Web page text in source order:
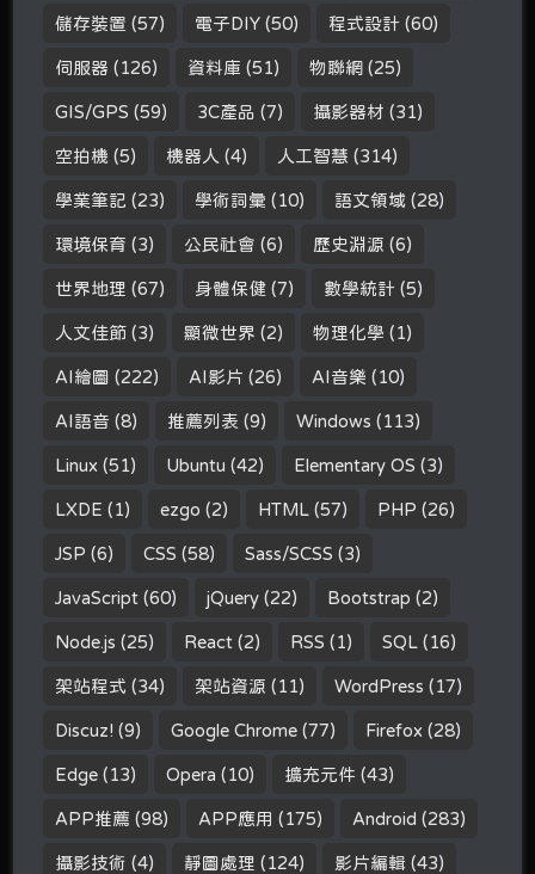
儲存裝置 (57) 電子DIY (50) 程式設計 (60)
伺服器 (126) 資料庫 (51) 物聯網 (25)
GIS/GPS (59) 3C產品 (7) 攝影器材 (31)
空拍機 (5) 機器人 (4) 人工智慧 (314)
學業筆記 (23) 學術詞彙 (10) 語文領域 (28)
環境保育 (3) 公民社會 (6) 歷史淵源 (6)
世界地理 (67) 身體保健 (7) 數學統計 (5)
人文佳節 (3) 顯微世界 (2) 物理化學 (1)
AI繪圖 (222) AI影片 (26) AI音樂 (10)
AI語音 (8) 推薦列表 (9) Windows (113)
Linux (51) Ubuntu (42) Elementary OS (3)
LXDE (1) ezgo (2) HTML (57) PHP (26)
JSP (6) CSS (58) Sass/SCSS (3)
JavaScript (60) jQuery (22) Bootstrap (2)
Node.js (25) React (2) RSS (1) SQL (16)
架站程式 (34) 架站資源 (11) WordPress (17)
Discuz! (9) Google Chrome (77) Firefox (28)
Edge (13) Opera (10) 擴充元件 (43)
APP推薦 (98) APP應用 (175) Android (283)
攝影技術 (4) 靜圖處理 (124) 影片編輯 (43)